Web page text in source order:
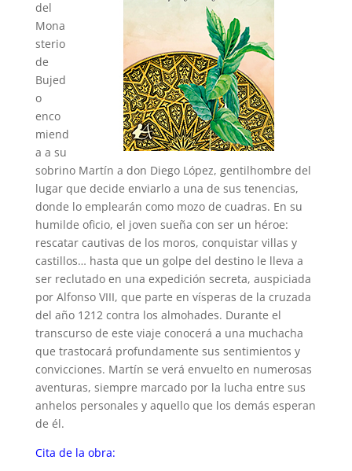
del
Mona
sterio
de
Bujed
o
enco
miend
a a su
sobrino Martín a don Diego López, gentilhombre del
lugar que decide enviarlo a una de sus tenencias,
donde lo emplearán como mozo de cuadras. En su
humilde oficio, el joven sueña con ser un héroe:
rescatar cautivas de los moros, conquistar villas y
castillos… hasta que un golpe del destino le lleva a
ser reclutado en una expedición secreta, auspiciada
por Alfonso VIII, que parte en vísperas de la cruzada
del año 1212 contra los almohades. Durante el
transcurso de este viaje conocerá a una muchacha
que trastocará profundamente sus sentimientos y
convicciones. Martín se verá envuelto en numerosas
aventuras, siempre marcado por la lucha entre sus
anhelos personales y aquello que los demás esperan
de él.
Cita de la obra: